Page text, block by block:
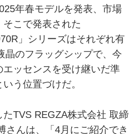
年春モデルを発表、市場
こで発表された
」シリーズはそれぞれ有
晶のフラッグシップで、今
エッセンスを受け継いだ準
う位置づけだ。
TVS REGZA株式会社 取締
さんは、「4月にご紹介でき